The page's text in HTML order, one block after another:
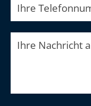
Ihre
Ihre Nachricht